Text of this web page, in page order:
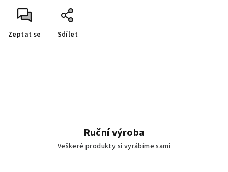
Zeptat se Sdílet
Ruční výroba
Veškeré produkty si vyrábíme sami